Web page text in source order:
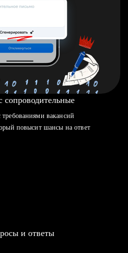
вакансий
повысит шансы на ответ
и ответы